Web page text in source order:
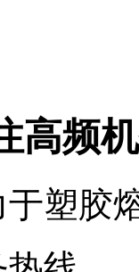
高频
于塑胶